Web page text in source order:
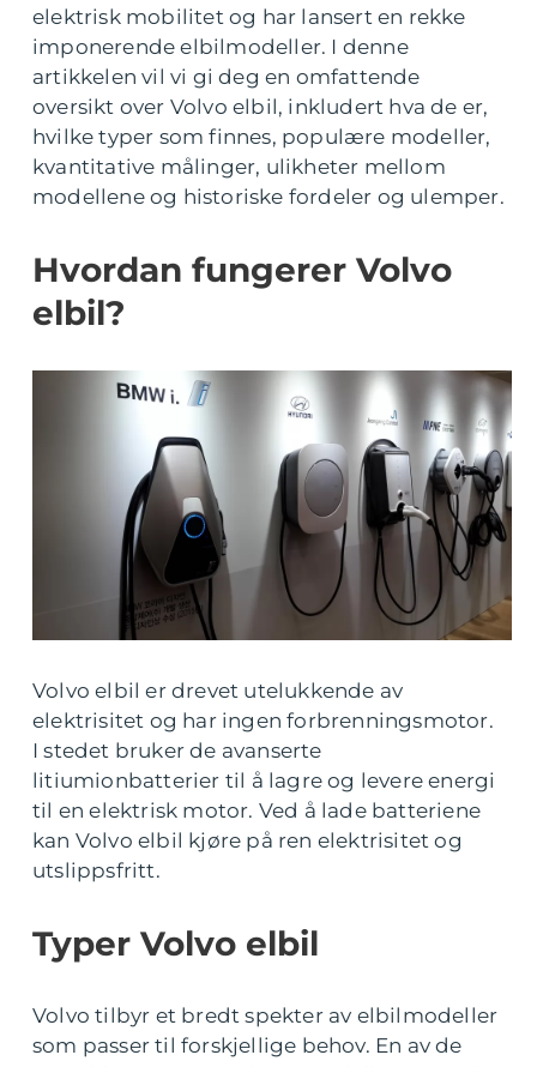
elektrisk mobilitet og har lansert en rekke
imponerende elbilmodeller. I denne
artikkelen vil vi gi deg en omfattende
oversikt over Volvo elbil, inkludert hva de er,
hvilke typer som finnes, populære modeller,
kvantitative målinger, ulikheter mellom
modellene og historiske fordeler og ulemper.
Hvordan fungerer Volvo
elbil?
Volvo elbil er drevet utelukkende av
elektrisitet og har ingen forbrenningsmotor.
I stedet bruker de avanserte
litiumionbatterier til å lagre og levere energi
til en elektrisk motor. Ved å lade batteriene
kan Volvo elbil kjøre på ren elektrisitet og
utslippsfritt.
Typer Volvo elbil
Volvo tilbyr et bredt spekter av elbilmodeller
som passer til forskjellige behov. En av de